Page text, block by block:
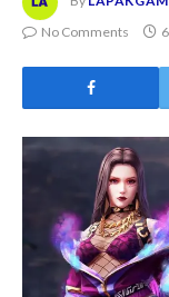
No Comments